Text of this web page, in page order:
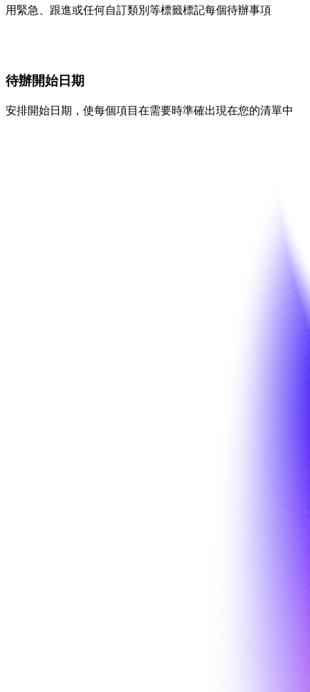
用緊急、跟進或任何自訂類別等標籤標記每個待辦事項
待辦開始日期
安排開始日期，使每個項目在需要時準確出現在您的清單中